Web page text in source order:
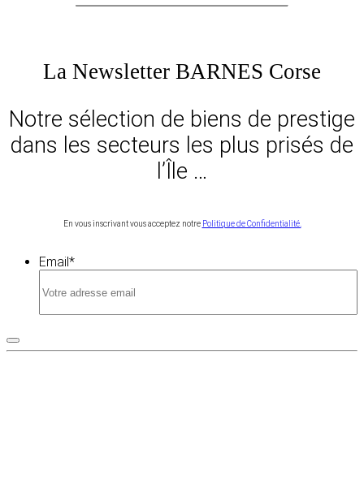
La Newsletter BARNES Corse
Notre sélection de biens de prestige
dans les secteurs les plus prisés de
l’Île …
En vous inscrivant vous acceptez notre Politique de Confidentialité.
Email*